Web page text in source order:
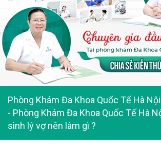
Phòng Khám Đa Khoa Quốc Tế Hà Nội
- Phòng Khám Đa Khoa Quốc Tế Hà
sinh lý vợ nên làm gì ?